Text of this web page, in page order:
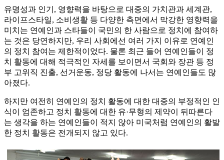
유명성과 인기, 영향력을 바탕으로 대중의 가치관과 세계관,
라이프스타일, 소비생활 등 다양한 측면에서 막강한 영향력을
미치는 연예인과 스타들이 국민의 한 사람으로 정치에 참여하
는 것은 당연하지만, 우리 사회에선 여러 가지 이유로 연예인
의 정치 참여는 제한적이었다. 물론 최근 들어 연예인들이 정
치 활동에 대해 적극적인 자세를 보이면서 국회와 장관 등 정
부 고위직 진출, 선거운동, 정당 활동에 나서는 연예인들도 많
아졌다.
하지만 여전히 연예인의 정치 활동에 대한 대중의 부정적인 인
식이 엄존하고 정치 활동에 대한 유·무형의 제약이 뒤따른다
는 생각을 하는 연예인들이 적지 않아 미국처럼 연예인의 활발
한 정치 활동은 전개되지 않고 있다.